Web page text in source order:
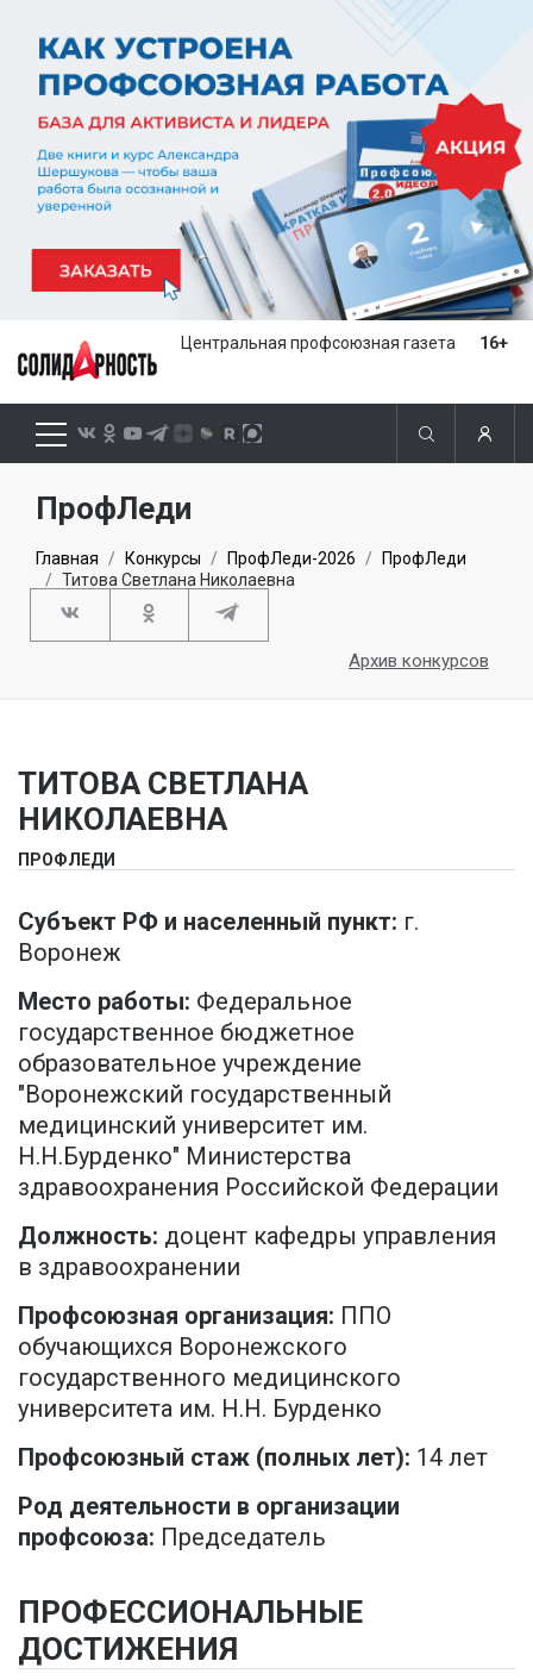
Центральная профсоюзная газета 16+
ПрофЛеди
Главная Конкурсы ПрофЛеди-2026
ПрофЛеди
Титова Светлана Николаевна
Архив конкурсов
ТИТОВА СВЕТЛАНА
НИКОЛАЕВНА
ПРОФЛЕДИ
Субъект РФ и населенный пункт: г.
Воронеж
Место работы: Федеральное
государственное бюджетное
образовательное учреждение
"Воронежский государственный
медицинский университет им.
Н.Н.Бурденко" Министерства
здравоохранения Российской Федерации
Должность: доцент кафедры управления
в здравоохранении
Профсоюзная организация: ППО
обучающихся Воронежского
государственного медицинского
университета им. Н.Н. Бурденко
Профсоюзный стаж (полных лет): 14 лет
Род деятельности в организации
профсоюза: Председатель
ПРОФЕССИОНАЛЬНЫЕ
ДОСТИЖЕНИЯ